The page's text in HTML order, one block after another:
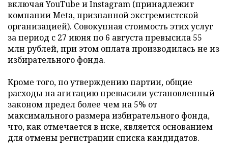
включая YouTube и Instagram (принадлежит
компании Meta, признанной экстремистской
организацией). Совокупная стоимость этих услуг
за период с 27 июня по 6 августа превысила 55
млн рублей, при этом оплата производилась не из
избирательного фонда.
Кроме того, по утверждению партии, общие
расходы на агитацию превысили установленный
законом предел более чем на 5% от
максимального размера избирательного фонда,
что, как отмечается в иске, является основанием
для отмены регистрации списка кандидатов.